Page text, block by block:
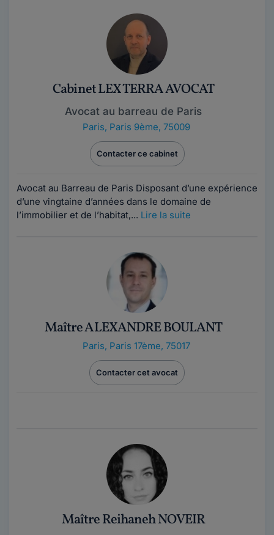
Cabinet LEX TERRA AVOCAT
Avocat au barreau de Paris
Paris, Paris 9ème, 75009
Contacter ce cabinet
Avocat au Barreau de Paris Disposant d’une expérience
d’une vingtaine d’années dans le domaine de
l’immobilier et de l’habitat,... Lire la suite
Maître ALEXANDRE BOULANT
Paris, Paris 17ème, 75017
Contacter cet avocat
Maître Reihaneh NOVEIR